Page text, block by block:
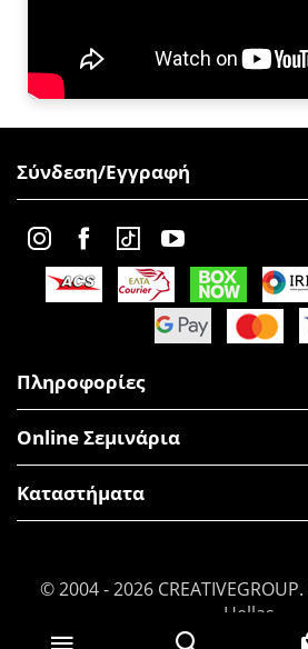
Σύνδεση/Εγγραφή
Πληροφορίες
Online Σεμινάρια
Καταστήματα
© 2004 - 2026 CREATIVEGROUP.
Hellas